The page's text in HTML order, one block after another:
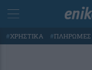
#ΧΡΗΣΤΙΚΑ #ΠΛΗΡΩΜΕΣ